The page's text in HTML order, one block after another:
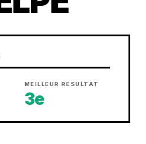
MEILLEUR RÉSULTAT
3e